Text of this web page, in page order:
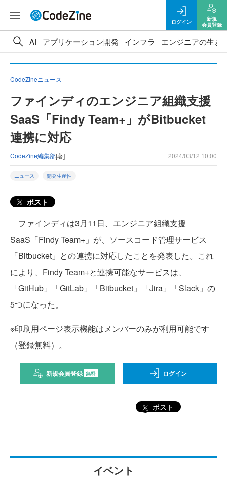
ログイン
新規
会員登録
AI アプリケーション開発 インフラ エンジニアの生き
CodeZineニュース
ファインディのエンジニア組織支援
SaaS「Findy Team+」がBitbucket
連携に対応
CodeZine編集部[著] 2024/03/12 10:00
ニュース 開発生産性
ポスト
ファインディは3月11日、エンジニア組織支援
SaaS「Findy Team+」が、ソースコード管理サービス
「Bitbucket」との連携に対応したことを発表した。これ
により、Findy Team+と連携可能なサービスは、
「GitHub」「GitLab」「Bitbucket」「Jira」「Slack」の
5つになった。
※印刷用ページ表示機能はメンバーのみが利用可能です
（登録無料）。
新規会員登録 無料 ログイン
ポスト
イベント